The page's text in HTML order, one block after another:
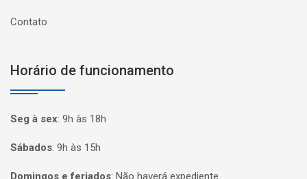
Contato
Horário de funcionamento
Seg à sex: 9h às 18h
Sábados: 9h às 15h
Domingos e feriados: Não haverá expediente